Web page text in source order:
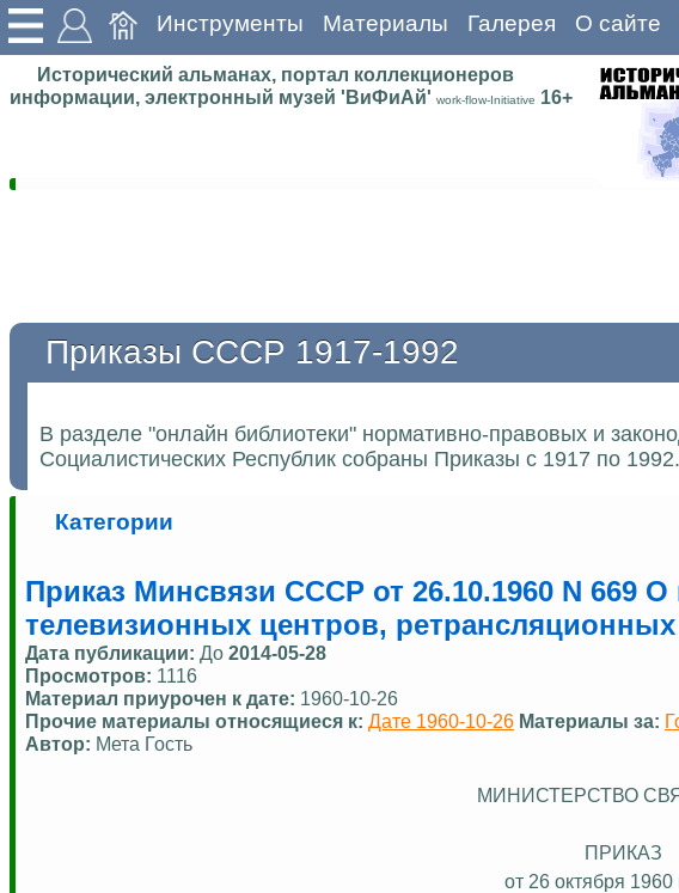
Инструменты Материалы Галерея О сайте
Исторический альманах, портал коллекционеров
информации, электронный музей 'ВиФиАй' work-flow-Initiative 16+
Приказы СССР 1917-1992
В разделе "онлайн библиотеки" нормативно-правовых и
Социалистических Республик собраны Приказы с 1917 по 1992.
Категории
Приказ Минсвязи СССР от 26.10.1960 N 669
телевизионных центров,
Дата публикации: До 2014-05-28
Просмотров: 1116
Материал приурочен к дате: 1960-10-26
Прочие материалы относящиеся к: Дате 1960-10-26 Материалы за:
Автор: Мета Гость
МИНИСТЕРСТВО
ПРИКАЗ
от 26 октября 1960